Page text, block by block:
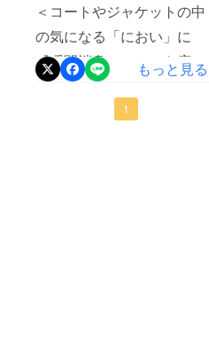
う、スムーザーなどで角質
を落とす！②靴を３足ロー
テーションする同じ靴を履
き続けると、湿気が抜けず
悪臭を招きます。1度履いた
＜コートやジャケットの中
の気になる「におい」に
『瞬間消臭シャツ』を広め
たい！＞プロジェクトオー
ナーの株式会社ステーショ
もっと見る
1